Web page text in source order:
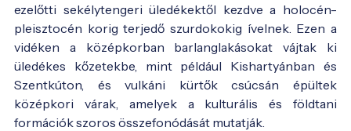
ezelőtti sekélytengeri üledékektől kezdve a holocén-
pleisztocén korig terjedő szurdokokig ívelnek. Ezen a
vidéken a középkorban barlanglakásokat vájtak ki
üledékes kőzetekbe, mint például Kishartyánban és
Szentkúton, és vulkáni kürtők csúcsán épültek
középkori várak, amelyek a kulturális és földtani
formációk szoros összefonódását mutatják.